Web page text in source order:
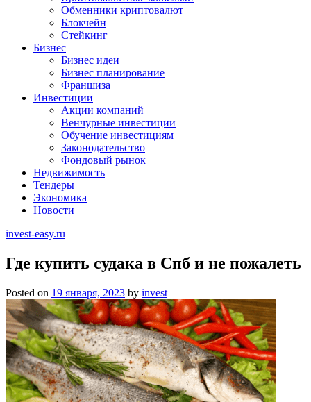
Обменники криптовалют
Блокчейн
Стейкинг
Бизнес
Бизнес идеи
Бизнес планирование
Франшиза
Инвестиции
Акции компаний
Венчурные инвестиции
Обучение инвестициям
Законодательство
Фондовый рынок
Недвижимость
Тендеры
Экономика
Новости
invest-easy.ru
Где купить судака в Спб и не пожалеть
Posted on 19 января, 2023 by invest